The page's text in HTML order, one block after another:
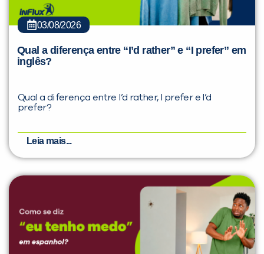
03/08/2026
Qual a diferença entre “I’d rather” e “I prefer” em
inglês?
Qual a diferença entre I’d rather, I prefer e I’d
prefer?
Leia mais...